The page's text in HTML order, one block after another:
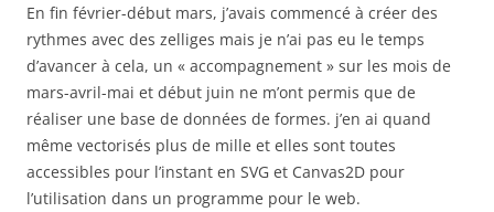
En fin février-début mars, j’avais commencé à créer des
rythmes avec des zelliges mais je n’ai pas eu le temps
d’avancer à cela, un « accompagnement » sur les mois de
mars-avril-mai et début juin ne m’ont permis que de
réaliser une base de données de formes. j’en ai quand
même vectorisés plus de mille et elles sont toutes
accessibles pour l’instant en SVG et Canvas2D pour
l’utilisation dans un programme pour le web.